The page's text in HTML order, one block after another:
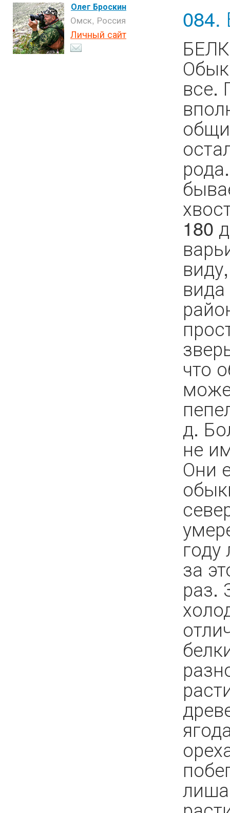
Олег Броскин
Омск, Россия
Личный сайт
084.
все.
180
что
д.
не
Они
году
за
раз.